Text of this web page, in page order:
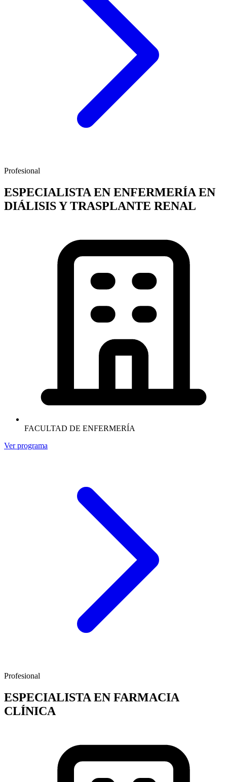
Profesional
ESPECIALISTA EN ENFERMERÍA EN
DIÁLISIS Y TRASPLANTE RENAL
FACULTAD DE ENFERMERÍA
Ver programa
Profesional
ESPECIALISTA EN FARMACIA
CLÍNICA